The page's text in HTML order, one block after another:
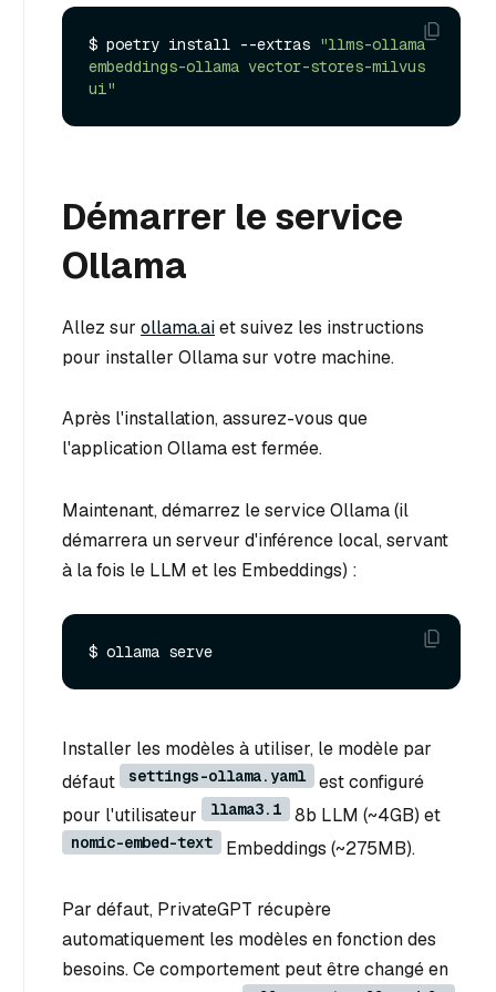
$ poetry install --extras "llms-ollama
embeddings-ollama vector-stores-milvus
ui"
Démarrer le service
Ollama
Allez sur ollama.aiet suivez les instructions
pour installer Ollama sur votre machine.
Après l'installation, assurez-vous que
l'application Ollama est fermée.
Maintenant, démarrez le service Ollama (il
démarrera un serveur d'inférence local, servant
à la fois le LLM et les Embeddings) :
Installer les modèles à utiliser, le modèle par
défaut
settings-ollama.yaml
est configuré
pour l'utilisateur
llama3.1 8b LLM (~4GB) et
nomic-embed-text Embeddings (~275MB).
Par défaut, PrivateGPT récupère
automatiquement les modèles en fonction des
besoins. Ce comportement peut être changé en